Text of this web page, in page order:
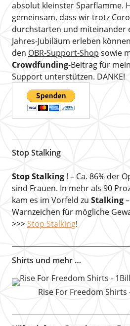
absolut kleinster Sparflamme.
gemeinsam, dass wir trotz
durchstarten und miteinander
Jahres-Jubiläum erleben
den OBR-Support-Shop sowie
Crowdfunding-Beitrag für
Support unterstützen. DANKE!
Stop Stalking
Stop Stalking! – Ca. 86% der
sind Frauen. In mehr als 90
kam es im Vorfeld zu Stalking
Warnzeichen für mögliche
>>> Stop Stalking!
Shirts und mehr …
Rise For Freedom